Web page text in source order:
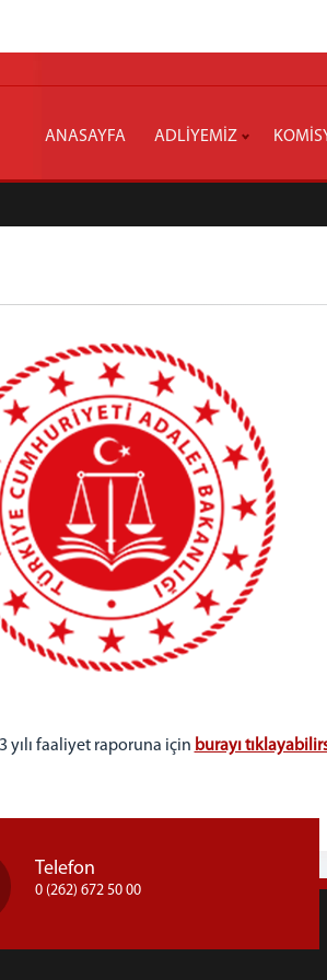
ANASAYFA ADLİYEMİZ
yılı faaliyet raporuna için burayı
Telefon
0 (262) 672 50 00